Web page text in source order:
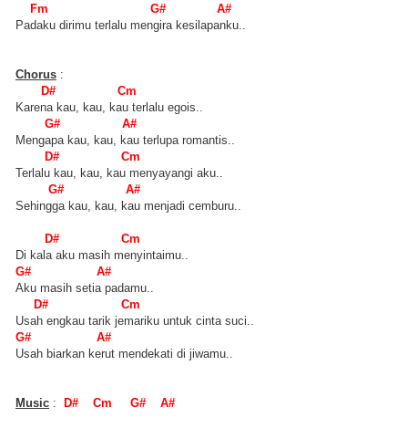
Fm G# A#
Padaku dirimu terlalu mengira kesilapanku..
Chorus :
D# Cm
Karena kau, kau, kau terlalu egois..
G# A#
Mengapa kau, kau, kau terlupa romantis..
D# Cm
Terlalu kau, kau, kau menyayangi aku..
G# A#
Sehingga kau, kau, kau menjadi cemburu..
D# Cm
Di kala aku masih menyintaimu..
G# A#
Aku masih setia padamu..
D# Cm
Usah engkau tarik jemariku untuk cinta suci..
G# A#
Usah biarkan kerut mendekati di jiwamu..
Music : D# Cm G# A#